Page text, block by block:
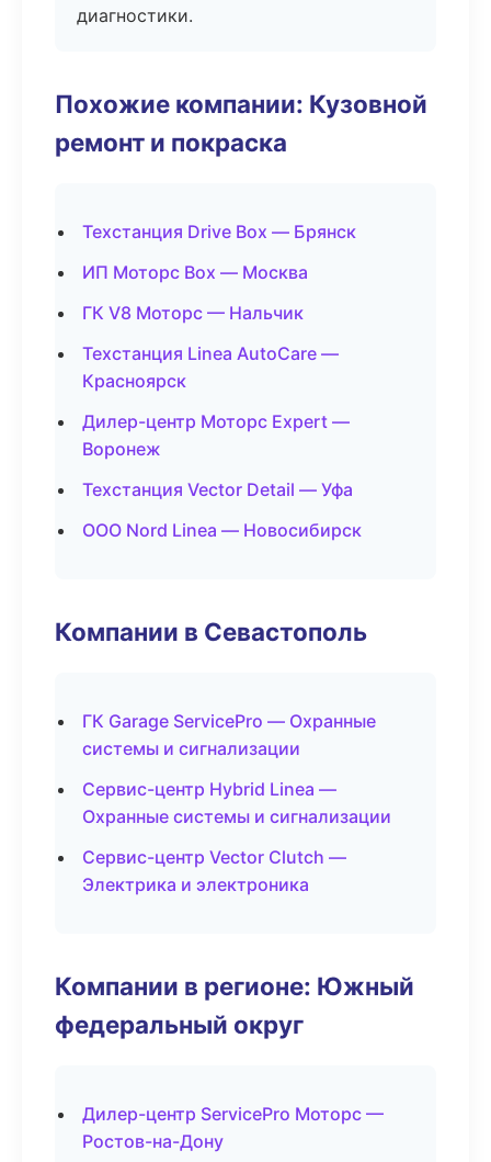
диагностики.
Похожие компании: Кузовной
ремонт и покраска
Техстанция Drive Box — Брянск
ИП Моторс Box — Москва
ГК V8 Моторс — Нальчик
Техстанция Linea AutoCare —
Красноярск
Дилер-центр Моторс Expert —
Воронеж
Техстанция Vector Detail — Уфа
ООО Nord Linea — Новосибирск
Компании в Севастополь
ГК Garage ServicePro — Охранные
системы и сигнализации
Сервис-центр Hybrid Linea —
Охранные системы и сигнализации
Сервис-центр Vector Clutch —
Электрика и электроника
Компании в регионе: Южный
федеральный округ
Дилер-центр ServicePro Моторс —
Ростов-на-Дону